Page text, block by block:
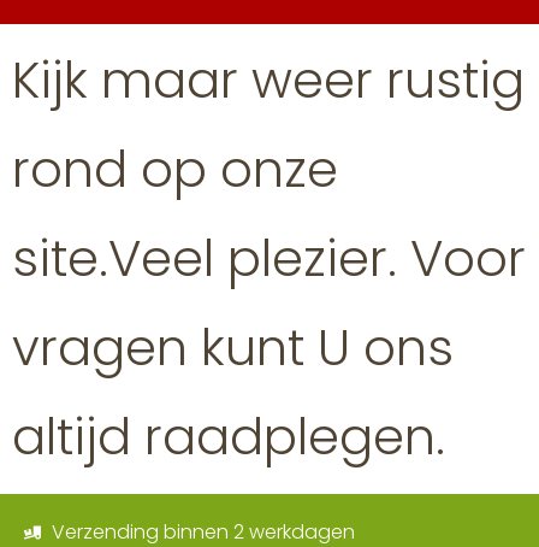
Kijk maar weer rustig
rond op onze
site.Veel plezier. Voor
vragen kunt U ons
altijd raadplegen.
Verzending binnen 2 werkdagen